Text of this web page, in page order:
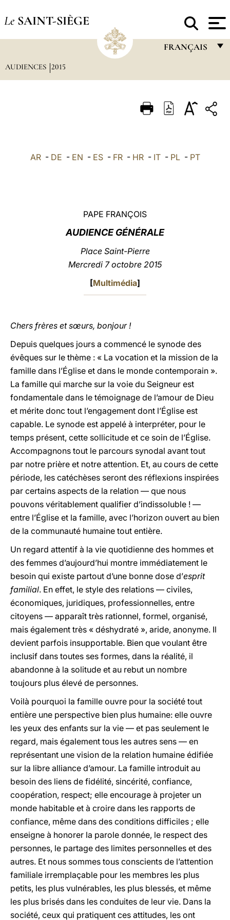
Le SAINT-SIÈGE
FRANÇAIS
ITALIANO
中文
AUDIENCES 2015
AR- DE - EN - ES- FR- HR- IT- PL- PT
PAPE FRANÇOIS
AUDIENCE GÉNÉRALE
Place Saint-Pierre
Mercredi 7 octobre 2015
[Multimédia]
Chers frères et sœurs, bonjour !
Depuis quelques jours a commencé le synode des
évêques sur le thème : « La vocation et la mission de la
famille dans l’Église et dans le monde contemporain ».
La famille qui marche sur la voie du Seigneur est
fondamentale dans le témoignage de l’amour de Dieu
et mérite donc tout l’engagement dont l’Église est
capable. Le synode est appelé à interpréter, pour le
temps présent, cette sollicitude et ce soin de l’Église.
Accompagnons tout le parcours synodal avant tout
par notre prière et notre attention. Et, au cours de cette
période, les catéchèses seront des réflexions inspirées
par certains aspects de la relation — que nous
pouvons véritablement qualifier d’indissoluble ! —
entre l’Église et la famille, avec l’horizon ouvert au bien
de la communauté humaine tout entière.
Un regard attentif à la vie quotidienne des hommes et
des femmes d’aujourd’hui montre immédiatement le
besoin qui existe partout d’une bonne dose d’esprit
familial. En effet, le style des relations — civiles,
économiques, juridiques, professionnelles, entre
citoyens — apparaît très rationnel, formel, organisé,
mais également très « déshydraté », aride, anonyme. Il
devient parfois insupportable. Bien que voulant être
inclusif dans toutes ses formes, dans la réalité, il
abandonne à la solitude et au rebut un nombre
toujours plus élevé de personnes.
Voilà pourquoi la famille ouvre pour la société tout
entière une perspective bien plus humaine: elle ouvre
les yeux des enfants sur la vie — et pas seulement le
regard, mais également tous les autres sens — en
représentant une vision de la relation humaine édifiée
sur la libre alliance d’amour. La famille introduit au
besoin des liens de fidélité, sincérité, confiance,
coopération, respect; elle encourage à projeter un
monde habitable et à croire dans les rapports de
confiance, même dans des conditions difficiles ; elle
enseigne à honorer la parole donnée, le respect des
personnes, le partage des limites personnelles et des
autres. Et nous sommes tous conscients de l’attention
familiale irremplaçable pour les membres les plus
petits, les plus vulnérables, les plus blessés, et même
les plus brisés dans les conduites de leur vie. Dans la
société, ceux qui pratiquent ces attitudes, les ont